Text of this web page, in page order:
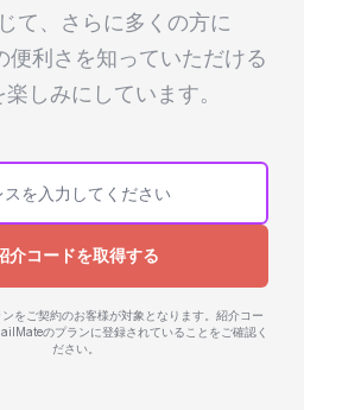
て、さらに多くの方に
便利さを知っていただける
楽しみにしています。
介コードを取得する
をご契約のお客様が対象となります。紹介コー
のプランに登録されていることをご確認く
ださい。